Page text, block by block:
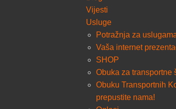
Vijesti
Usluge
Potražnja za
Vaša internet
SHOP
Obuka za transportne
Obuku Transportnih
prepustite nama!